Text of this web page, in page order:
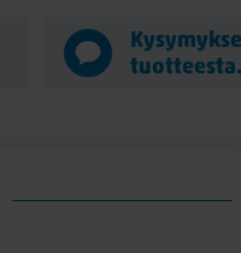
tuotteesta.